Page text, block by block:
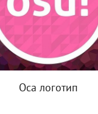
Оса логотип